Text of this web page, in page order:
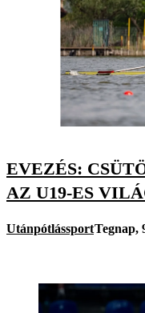
EVEZÉS:
AZ U19-ES
UtánpótlássportTegnap,